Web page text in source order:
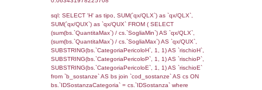
cod_territori_tipologia.IDTerritorioTP)
(((f_territori_limitrofi.IDNotifica)=5367) AND
((f_territori_limitrofi.IDTipoTerritorio)=6)),
0.070904016494751
sql: SELECT f_territori_limitrofi.Distanza,